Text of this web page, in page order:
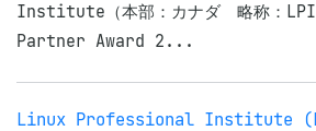
Institute（本部：カナダ 略称：LPI
Partner Award 2...
Linux Professional Institute